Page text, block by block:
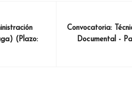
(Plazo:
Convocatoria:
Documental -